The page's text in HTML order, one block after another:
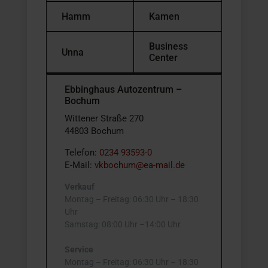
Hamm Kamen
Unna
Business
Center
Ebbinghaus Autozentrum –
Bochum
Wittener Straße 270
44803 Bochum
Telefon: 0234 93593-0
E-Mail: vkbochum@ea-mail.de
Verkauf
Montag – Freitag: 06:30 Uhr – 18:30
Uhr
Samstag: 08:00 Uhr –14:00 Uhr
Service
Montag – Freitag: 06:30 Uhr – 18:30